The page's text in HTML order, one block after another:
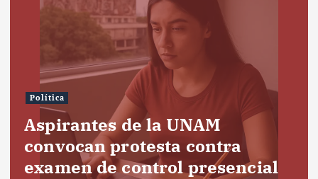
Política
Aspirantes de la UNAM
convocan protesta contra
examen de control presencial